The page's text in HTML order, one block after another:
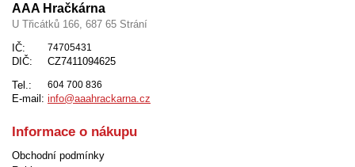
AAA Hračkárna
U Třicátků 166, 687 65 Strání
IČ:
74705431
DIČ:
CZ7411094625
Tel.:
604 700 836
E-mail: info@aaahrackarna.cz
Informace o nákupu
Obchodní podmínky